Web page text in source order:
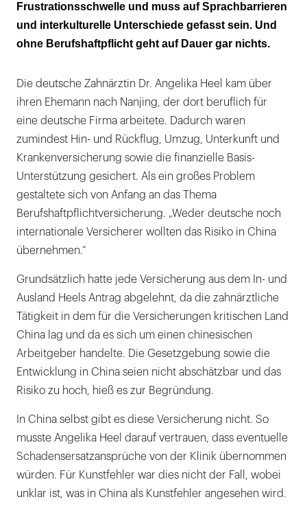
Frustrationsschwelle und muss auf Sprachbarrieren
und interkulturelle Unterschiede gefasst sein. Und
ohne Berufshaftpflicht geht auf Dauer gar nichts.
Die deutsche Zahnärztin Dr. Angelika Heel kam über
ihren Ehemann nach Nanjing, der dort beruflich für
eine deutsche Firma arbeitete. Dadurch waren
zumindest Hin- und Rückflug, Umzug, Unterkunft und
Krankenversicherung sowie die finanzielle Basis-
Unterstützung gesichert. Als ein großes Problem
gestaltete sich von Anfang an das Thema
Berufshaftpflichtversicherung. „Weder deutsche noch
internationale Versicherer wollten das Risiko in China
übernehmen.“
Grundsätzlich hatte jede Versicherung aus dem In- und
Ausland Heels Antrag abgelehnt, da die zahnärztliche
Tätigkeit in dem für die Versicherungen kritischen Land
China lag und da es sich um einen chinesischen
Arbeitgeber handelte. Die Gesetzgebung sowie die
Entwicklung in China seien nicht abschätzbar und das
Risiko zu hoch, hieß es zur Begründung.
In China selbst gibt es diese Versicherung nicht. So
musste Angelika Heel darauf vertrauen, dass eventuelle
Schadensersatzansprüche von der Klinik übernommen
würden. Für Kunstfehler war dies nicht der Fall, wobei
unklar ist, was in China als Kunstfehler angesehen wird.